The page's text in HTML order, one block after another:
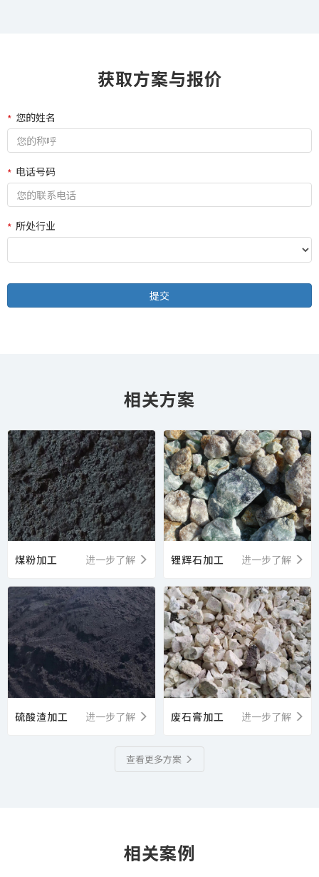
获取方案与报价
您的姓名
电话号码
所处行业
相关方案
煤粉加工 进一步了解 锂辉石加工 进一步了解
硫酸渣加工 进一步了解 废石膏加工 进一步了解
查看更多方案
相关案例